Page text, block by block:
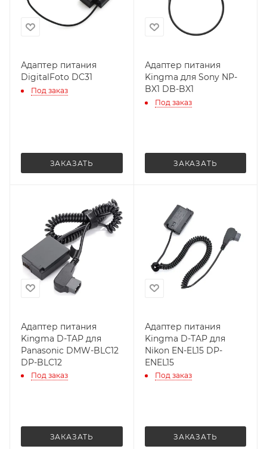
Адаптер питания
DigitalFoto DC31
Под заказ
ЗАКАЗАТЬ
Адаптер питания
Kingma для Sony NP-
BX1 DB-BX1
Под заказ
ЗАКАЗАТЬ
Адаптер питания
Kingma D-TAP для
Panasonic DMW-BLC12
DP-BLC12
Под заказ
ЗАКАЗАТЬ
Адаптер питания
Kingma D-TAP для
Nikon EN-EL15 DP-
ENEL15
Под заказ
ЗАКАЗАТЬ